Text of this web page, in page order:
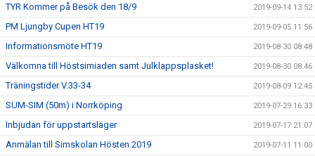
TYR Kommer på Besök den 18/9 2019-09-14 13:52
PM Ljungby Cupen HT19 2019-09-05 11:56
Informationsmöte HT19 2019-08-30 08:48
Välkomna till Höstsimiaden samt Julklappsplasket! 2019-08-30 08:46
Träningstider V.33-34 2019-08-09 12:45
SUM-SIM (50m) i Norrköping 2019-07-29 16:33
Inbjudan för uppstartsläger 2019-07-17 21:07
Anmälan till Simskolan Hösten 2019 2019-07-11 11:00